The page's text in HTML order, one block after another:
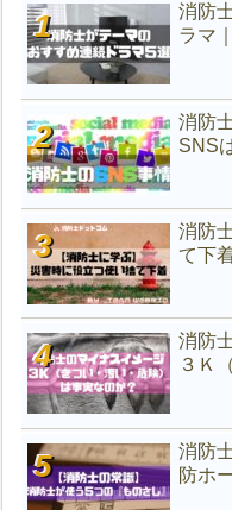
消防
ラマ
消防
SNS
消防
て下
消防
３Ｋ
消防
防ホ